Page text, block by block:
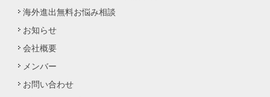
海外進出無料お悩み相談
お知らせ
会社概要
メンバー
お問い合わせ